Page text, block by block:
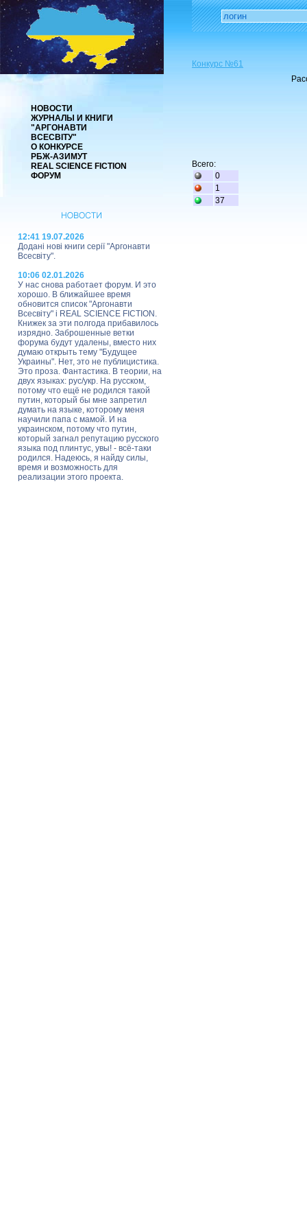
НОВОСТИ
ЖУРНАЛЫ И КНИГИ
"АРГОНАВТИ
ВСЕСВІТУ"
О КОНКУРСЕ
РБЖ-АЗИМУТ
REAL SCIENCE FICTION
ФОРУМ
12:41 19.07.2026
Додані нові книги серії "Аргонавти
Всесвіту".
10:06 02.01.2026
У нас снова работает форум. И это
хорошо. В ближайшее время
обновится список "Аргонавти
Всесвіту" і REAL SCIENCE FICTION.
Книжек за эти полгода прибавилось
изрядно. Заброшенные ветки
форума будут удалены, вместо них
думаю открыть тему "Будущее
Украины". Нет, это не публицистика.
Это проза. Фантастика. В теории, на
двух языках: рус/укр. На русском,
потому что ещё не родился такой
путин, который бы мне запретил
думать на языке, которому меня
научили папа с мамой. И на
украинском, потому что путин,
который загнал репутацию русского
языка под плинтус, увы! - всё-таки
родился. Надеюсь, я найду силы,
время и возможность для
реализации этого проекта.
Конкурс №61
Всего:
0
1
37